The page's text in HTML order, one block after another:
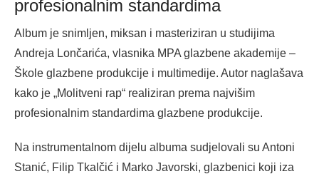
profesionalnim standardima
Album je snimljen, miksan i masteriziran u studijima
Andreja Lončarića, vlasnika MPA glazbene akademije –
Škole glazbene produkcije i multimedije. Autor naglašava
kako je „Molitveni rap“ realiziran prema najvišim
profesionalnim standardima glazbene produkcije.
Na instrumentalnom dijelu albuma sudjelovali su Antoni
Stanić, Filip Tkalčić i Marko Javorski, glazbenici koji iza